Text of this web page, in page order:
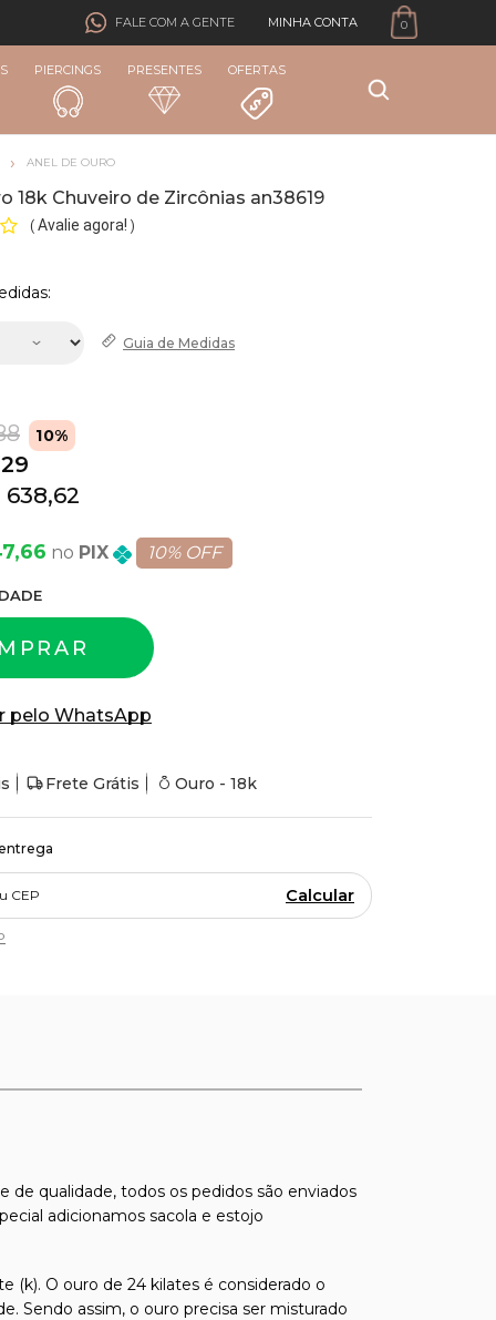
FALE COM A GENTE MINHA CONTA 0
PIERCINGS PRESENTES OFERTAS
ANEL DE OURO
18k Chuveiro de Zircônias an38619
( Avalie agora! )
Guia de Medidas
10%
638,62
PIX 10% OFF
pelo WhatsApp
Frete Grátis Ouro - 18k
Calcular
de qualidade, todos os pedidos são enviados
adicionamos sacola e estojo
(k). O ouro de 24 kilates é considerado o
Sendo assim, o ouro precisa ser misturado